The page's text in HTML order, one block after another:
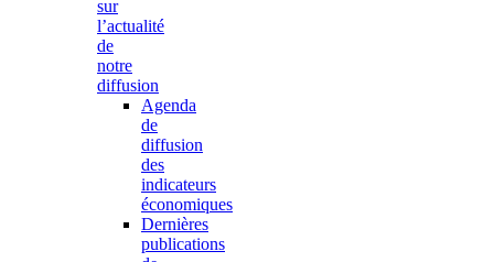
sur
l’actualité
de
notre
diffusion
Agenda
de
diffusion
des
indicateurs
économiques
Dernières
publications